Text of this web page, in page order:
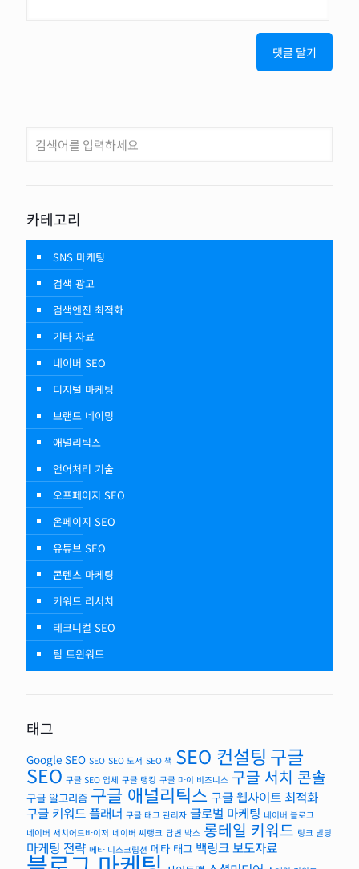
카테고리
SNS 마케팅
검색 광고
검색엔진 최적화
기타 자료
네이버 SEO
디지털 마케팅
브랜드 네이밍
애널리틱스
언어처리 기술
오프페이지 SEO
온페이지 SEO
유튜브 SEO
콘텐츠 마케팅
키워드 리서치
테크니컬 SEO
팀 트윈워드
태그
Google SEO SEO SEO 도서 SEO 책 SEO 컨설팅 구글
SEO 구글 SEO 업체 구글 랭킹 구글 마이 비즈니스 구글 서치 콘솔
구글 알고리즘 구글 애널리틱스구글 웹사이트 최적화
구글 키워드 플래너 구글 태그 관리자 글로벌 마케팅 네이버 블로그
네이버 서치어드바이저 네이버 씨랭크 답변 박스 롱테일 키워드 링크 빌딩
마케팅 전략 메타 디스크립션 메타 태그 백링크보도자료